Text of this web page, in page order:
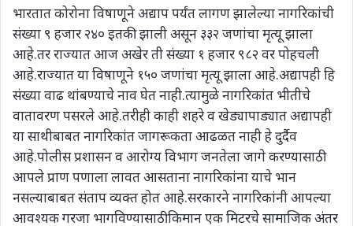
भारतात कोरोना विषाणूने अद्याप पर्यंत लागण झालेल्या नागरिकांची
संख्या ९ हजार २४० इतकी झाली असून ३३२ जणांचा मृत्यू झाला
आहे.तर राज्यात आज अखेर ती संख्या १ हजार ९८२ वर पोहचली
आहे.राज्यात या विषाणूने १५० जणांचा मृत्यू झाला आहे.अद्यापही हि
संख्या वाढ थांबण्याचे नाव घेत नाही.त्यामुळे नागरिकांत भीतीचे
वातावरण पसरले आहे.तरीही काही शहरे व खेड्यापाड्यात अद्यापही
या साथीबाबत नागरिकांत जागरूकता आढळत नाही हे दुर्दैव
आहे.पोलीस प्रशासन व आरोग्य विभाग जनतेला जागे करण्यासाठी
आपले प्राण पणाला लावत आसताना नागरिकांना याचे भान
नसल्याबाबत संताप व्यक्त होत आहे.सरकारने नागरिकांनी आपल्या
आवश्यक गरजा भागविण्यासाठी किमान एक मिटरचे सामाजिक अंतर